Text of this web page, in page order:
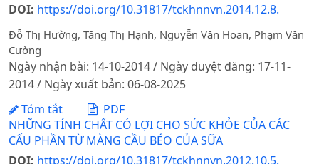
DOI: https://doi.org/10.31817/tckhnnvn.2014.12.8.
Đỗ Thị Hường, Tăng Thị Hạnh, Nguyễn Văn Hoan, Phạm Văn
Cường
Ngày nhận bài: 14-10-2014 / Ngày duyệt đăng: 17-11-
2014 / Ngày xuất bản: 06-08-2025
Tóm tắt
PDF
NHỮNG TÍNH CHẤT CÓ LỢI CHO SỨC KHỎE CỦA CÁC
CẤU PHẦN TỪ MÀNG CẦU BÉO CỦA SỮA
DOI: https://doi.org/10.31817/tckhnnvn.2012.10.5.